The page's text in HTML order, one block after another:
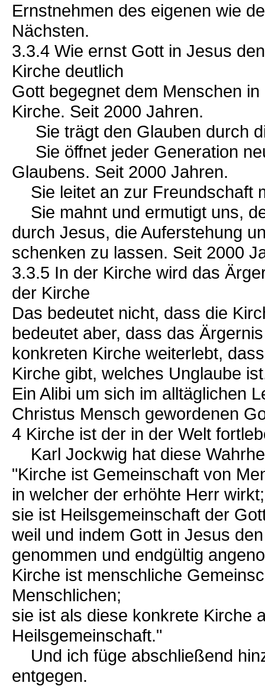
Ernstnehmen des eigenen wie
Nächsten.
3.3.4 Wie ernst Gott in Jesus
Kirche deutlich
Gott begegnet dem Menschen
Kirche. Seit 2000 Jahren.
Sie trägt den Glauben durch
Sie öffnet jeder Generation
Glaubens. Seit 2000 Jahren.
Sie leitet an zur Freundschaft
Sie mahnt und ermutigt uns,
durch Jesus, die Auferstehung
schenken zu lassen. Seit 2000
3.3.5 In der Kirche wird das
der Kirche
Das bedeutet nicht, dass die
bedeutet aber, dass das
konkreten Kirche weiterlebt,
Kirche gibt, welches Unglaube
Ein Alibi um sich im alltäglichen
Christus Mensch gewordenen
4 Kirche ist der in der Welt
Karl Jockwig hat diese
"Kirche ist Gemeinschaft von
in welcher der erhöhte Herr wirkt;
sie ist Heilsgemeinschaft der
weil und indem Gott in Jesus
genommen und endgültig
Kirche ist menschliche
Menschlichen;
sie ist als diese konkrete Kirche
Heilsgemeinschaft."
Und ich füge abschließend
entgegen.